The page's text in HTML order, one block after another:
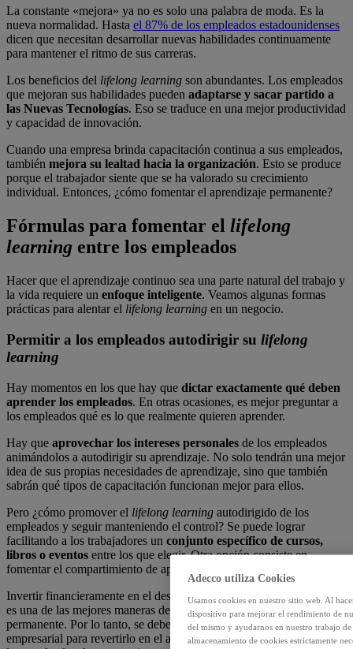
La constante «mejora» ya no es solo una palabra de moda. Es la
nueva normalidad. Hasta el 87% de los empleados estadounidenses
dicen que necesitan desarrollar nuevas habilidades continuamente
para mantener el ritmo de sus carreras.
Los beneficios del lifelong learning son abundantes. Los empleados
que mejoran sus habilidades pueden adaptarse y sacar partido a
las Nuevas Tecnologías. Eso se traduce en una mejor productividad
y capacidad de innovación.
Cuando una empresa brinda capacitación continua a sus empleados,
también mejora su lealtad hacia la organización. Esto se produce
porque el trabajador siente que se ha valorado su crecimiento
individual. Entonces, ¿cómo fomentar el aprendizaje permanente?
Fórmulas para fomentar el lifelong
learning entre los empleados
Hacer que el aprendizaje continuo sea una parte natural del trabajo y
la vida requiere un enfoque inteligente. Veamos algunas formas
prácticas para alentar el lifelong learning en un negocio.
Permitir a los empleados autodirigir su lifelong
learning
Hay momentos en los que hay que dictar exactamente qué deben
aprender los empleados. En otras ocasiones, es mejor preguntar a
los empleados qué es lo que realmente quieren aprender.
Hay que aprovechar los intereses personales de los empleados
animándolos a autodirigir su aprendizaje. No solo tendrán una mejor
idea de sus propias necesidades de aprendizaje, sino que también
sabrán qué tipos de capacitación funcionan mejor para ellos.
Pero ¿cómo promover el lifelong learning autodirigido de los
empleados y seguir manteniendo el control? Se puede lograr
facilitando a los trabajadores un conjunto específico de cursos,
libros o eventos entre los que elegir. Otra opción consiste en
fomentar el compartimiento de aprendizajes entre colaboradores.
Invertir financieramente en el desarrollo continuo de los empleados
es una de las mejores maneras de fomentar el aprendizaje
permanente. Por lo tanto, se debe reservar una parte del presupuesto
empresarial para revertirlo en el abono de los cursos realizados por
Adecco utiliza Cookies
Usamos cookies en nuestro sitio web. Al
dispositivo para mejorar el rendimiento de
del mismo y ayudarnos en nuestro trabajo
almacenamiento de cookies estrictamente